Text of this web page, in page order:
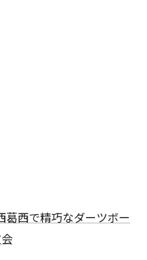
葛西で精巧なダーツボー